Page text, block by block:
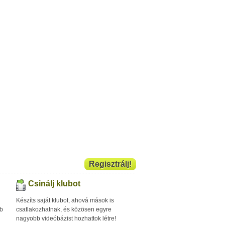
Regisztrálj!
Csinálj klubot
Készíts saját klubot, ahová mások is
csatlakozhatnak, és közösen egyre
nagyobb videóbázist hozhattok létre!